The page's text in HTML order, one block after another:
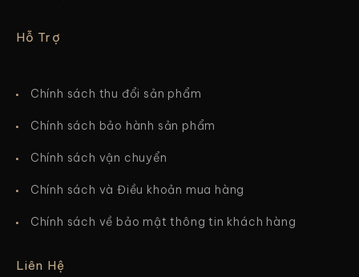
Hỗ Trợ
Chính sách thu đổi sản phẩm
Chính sách bảo hành sản phẩm
Chính sách vận chuyển
Chính sách và Điều khoản mua hàng
Chính sách về bảo mật thông tin khách hàng
Liên Hệ